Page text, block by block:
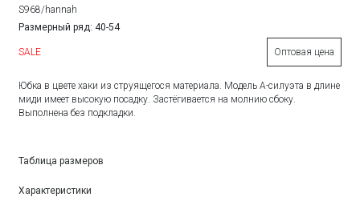
S968/hannah
Размерный ряд: 40-54
SALE Оптовая цена
Юбка в цвете хаки из струящегося материала. Модель А-силуэта в длине
миди имеет высокую посадку. Застёгивается на молнию сбоку.
Выполнена без подкладки.
Таблица размеров
Характеристики